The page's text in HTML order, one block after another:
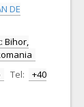
DE
Bihor,
Tel:
+40